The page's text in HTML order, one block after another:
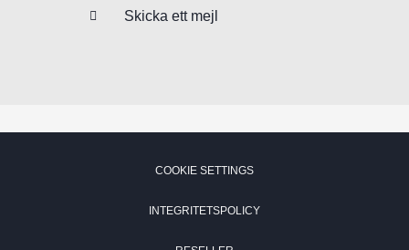
Skicka ett mejl
СOOKIE SETTINGS
INTEGRITETSPOLICY